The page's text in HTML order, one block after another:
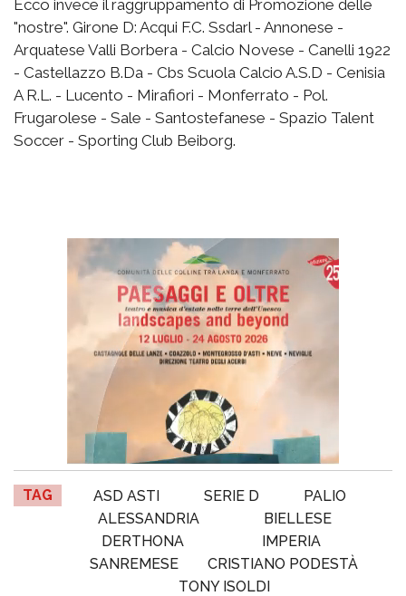
Ecco invece il raggruppamento di Promozione delle
"nostre". Girone D: Acqui F.C. Ssdarl - Annonese -
Arquatese Valli Borbera - Calcio Novese - Canelli 1922
- Castellazzo B.Da - Cbs Scuola Calcio A.S.D - Cenisia
A R.L. - Lucento - Mirafiori - Monferrato - Pol.
Frugarolese - Sale - Santostefanese - Spazio Talent
Soccer - Sporting Club Beiborg.
TAG ASD ASTI SERIE D
PALIO
ALESSANDRIA
BIELLESE
DERTHONA
IMPERIA
SANREMESE
CRISTIANO PODESTÀ
TONY ISOLDI